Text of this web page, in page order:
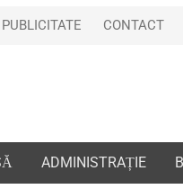
PUBLICITATE CONTACT
ADMINISTRAȚIE